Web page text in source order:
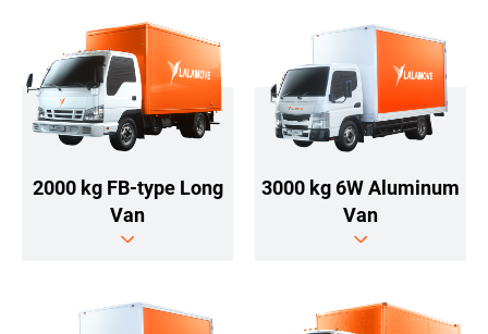
2000 kg FB-type Long
Van
3000 kg 6W Aluminum
Van